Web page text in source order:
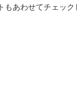
あわせてチェック